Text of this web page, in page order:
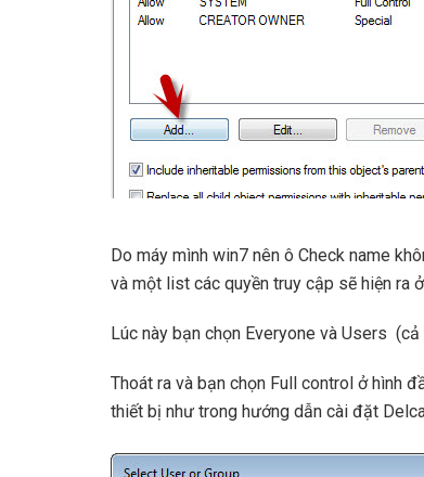
Do máy mình win7 nên ô Check name
và một list các quyền truy cập sẽ hiện ra
Lúc này bạn chọn Everyone và Users
Thoát ra và bạn chọn Full control ở hình
thiết bị như trong hướng dẫn cài đặt